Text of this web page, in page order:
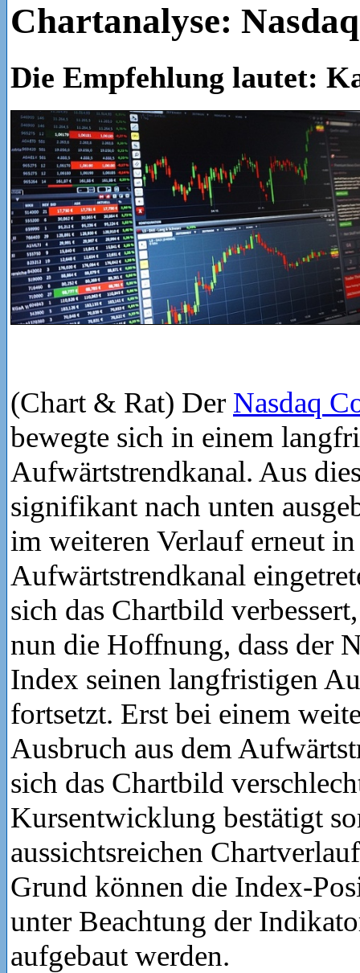
Chartanalyse: Nasdaq
Die Empfehlung lautet:
(Chart & Rat) Der Nasdaq
bewegte sich in einem
Aufwärtstrendkanal. Aus
signifikant nach unten
im weiteren Verlauf erneut
Aufwärtstrendkanal
sich das Chartbild
nun die Hoffnung, dass der
Index seinen langfristigen
fortsetzt. Erst bei einem
Ausbruch aus dem
sich das Chartbild
Kursentwicklung bestätigt
aussichtsreichen
Grund können die Index-
unter Beachtung der
aufgebaut werden.